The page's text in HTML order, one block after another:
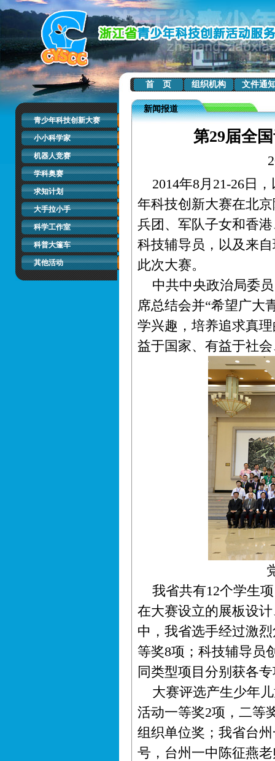
首 页 组织机构 文件通
青少年科技创新大赛
小小科学家
机器人竞赛
学科奥赛
求知计划
大手拉小手
科学工作室
科普大篷车
其他活动
新闻报道
第29届全
2014年8月21-26日
年科技创新大赛在北
兵团、军队子女和香
科技辅导员，以及来
此次大赛。
中共中央政治局委员
席总结会并“希望广大
学兴趣，培养追求真
益于国家、有益于社
我省共有12个学生
在大赛设立的展板设
中，我省选手经过激
等奖8项；科技辅导员
同类型项目分别获各
大赛评选产生少年儿
活动一等奖2项，二等
组织单位奖；我省台
号，台州一中陈征燕